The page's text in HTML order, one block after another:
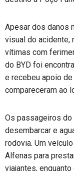
Apesar dos danos
visual do acidente,
vítimas com
do BYD foi
e recebeu apoio
compareceram ao
Os passageiros
desembarcar e
rodovia. Um
Alfenas para
viajantes,